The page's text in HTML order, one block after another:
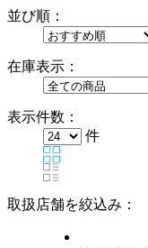
並び順：
在庫表示：
表示件数：
件
取扱店舗を絞込み：